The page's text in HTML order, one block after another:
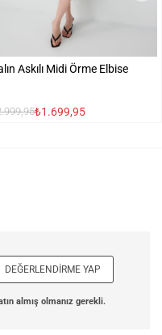
Askılı Midi Örme Elbise
₺1.699,95
DEĞERLENDIRME YAP
almış olmanız gerekli.